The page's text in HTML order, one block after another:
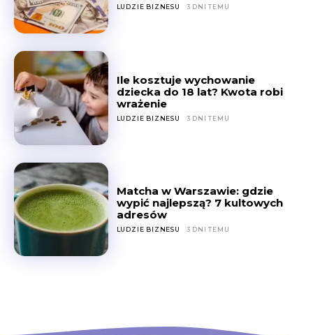
LUDZIE BIZNESU 3 DNI TEMU
Ile kosztuje wychowanie
dziecka do 18 lat? Kwota robi
wrażenie
LUDZIE BIZNESU 3 DNI TEMU
Matcha w Warszawie: gdzie
wypić najlepszą? 7 kultowych
adresów
LUDZIE BIZNESU 3 DNI TEMU